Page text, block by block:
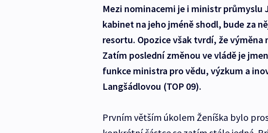
Mezi nominacemi je i ministr průmyslu
kabinet na jeho jméně shodl, bude za
resortu. Opozice však tvrdí, že
Zatím poslední změnou ve vládě je
funkce ministra pro vědu, výzkum a
Langšádlovou (TOP 09).
Prvním větším úkolem Ženíška bylo